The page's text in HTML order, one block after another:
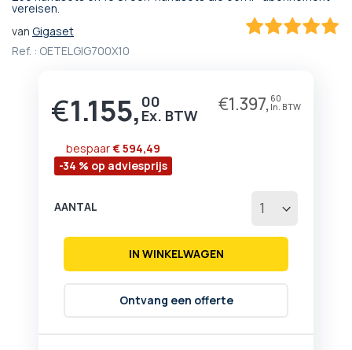
vereisen.
van Gigaset
Ref. : OETELGIG700X10
€1.155, 00 €1.397, 60
-34 % op adviesprijs
bespaar€ 594,49
AANTAL
IN WINKELWAGEN
Ontvang een offerte
naar
begin
van